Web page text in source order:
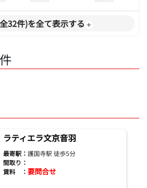
32件)を全て表示する
ラティエラ文京音羽
最寄駅： 護国寺駅 徒歩5分
間取り：
賃料 ： 要問合せ